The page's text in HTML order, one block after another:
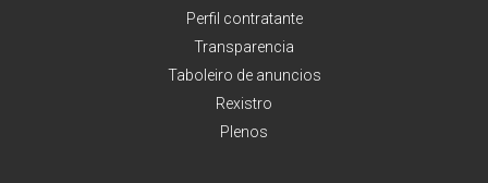
Perfil contratante
Transparencia
Taboleiro de anuncios
Rexistro
Plenos